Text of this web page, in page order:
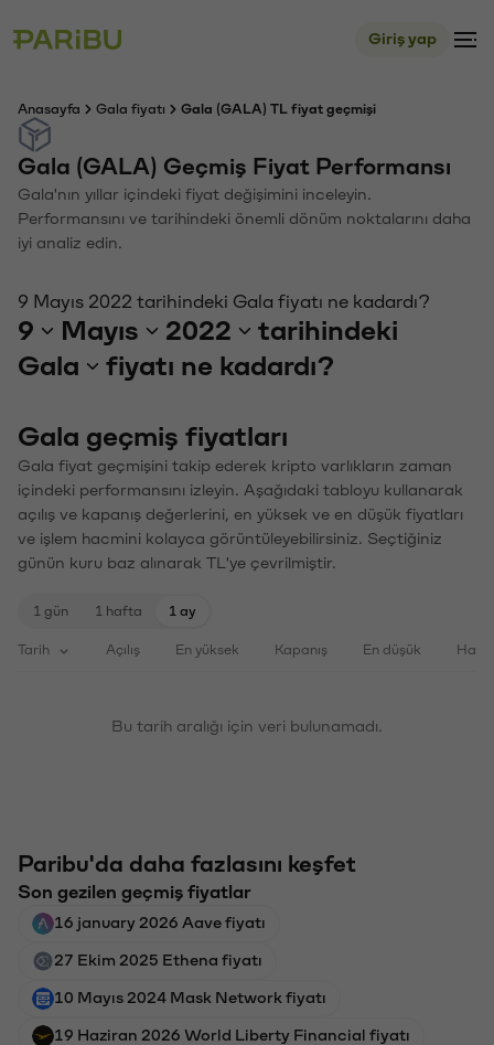
Giriş yap
Anasayfa Gala fiyatı Gala (GALA) TL fiyat geçmişi
Gala (GALA) Geçmiş Fiyat Performansı
Gala'nın yıllar içindeki fiyat değişimini inceleyin.
Performansını ve tarihindeki önemli dönüm noktalarını daha
iyi analiz edin.
9 Mayıs 2022 tarihindeki Gala fiyatı ne kadardı?
9 Mayıs 2022
tarihindeki
Gala
fiyatı ne kadardı?
Gala geçmiş fiyatları
Gala fiyat geçmişini takip ederek kripto varlıkların zaman
içindeki performansını izleyin. Aşağıdaki tabloyu kullanarak
açılış ve kapanış değerlerini, en yüksek ve en düşük fiyatları
ve işlem hacmini kolayca görüntüleyebilirsiniz. Seçtiğiniz
günün kuru baz alınarak TL'ye çevrilmiştir.
1 gün 1 hafta 1 ay
Tarih Açılış En yüksek Kapanış En düşük
Bu tarih aralığı için veri bulunamadı.
Paribu'da daha fazlasını keşfet
Son gezilen geçmiş fiyatlar
16 january 2026 Aave fiyatı
27 Ekim 2025 Ethena fiyatı
10 Mayıs 2024 Mask Network fiyatı
19 Haziran 2026 World Liberty Financial fiyatı